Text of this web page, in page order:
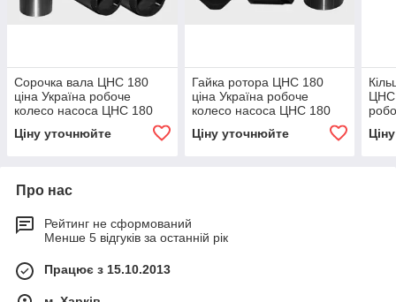
Сорочка вала ЦНС 180
ціна Україна робоче
колесо насоса ЦНС 180
ЦНС 180
Ціну уточнюйте
Гайка ротора ЦНС 180
ціна Україна робоче
колесо насоса ЦНС 180
ЦНС 180
Ціну уточнюйте
ЦНС
Про нас
Рейтинг не сформований
Менше 5 відгуків за останній рік
Працює з 15.10.2013